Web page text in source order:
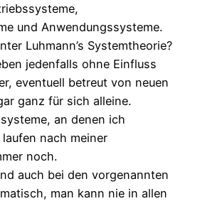
und Anwendungssysteme.
Luhmann’s Systemtheorie?
jedenfalls ohne Einfluss
eventuell betreut von neuen
ganz für sich alleine.
an denen ich
nach meiner
noch.
auch bei den vorgenannten
man kann nie in allen